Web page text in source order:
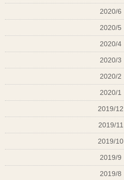
2020/6
2020/5
2020/4
2020/3
2020/2
2020/1
2019/12
2019/11
2019/10
2019/9
2019/8